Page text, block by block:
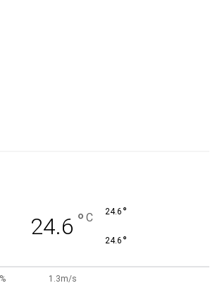
24.6 ° C 24.6 °
24.6 °
1.3m/s